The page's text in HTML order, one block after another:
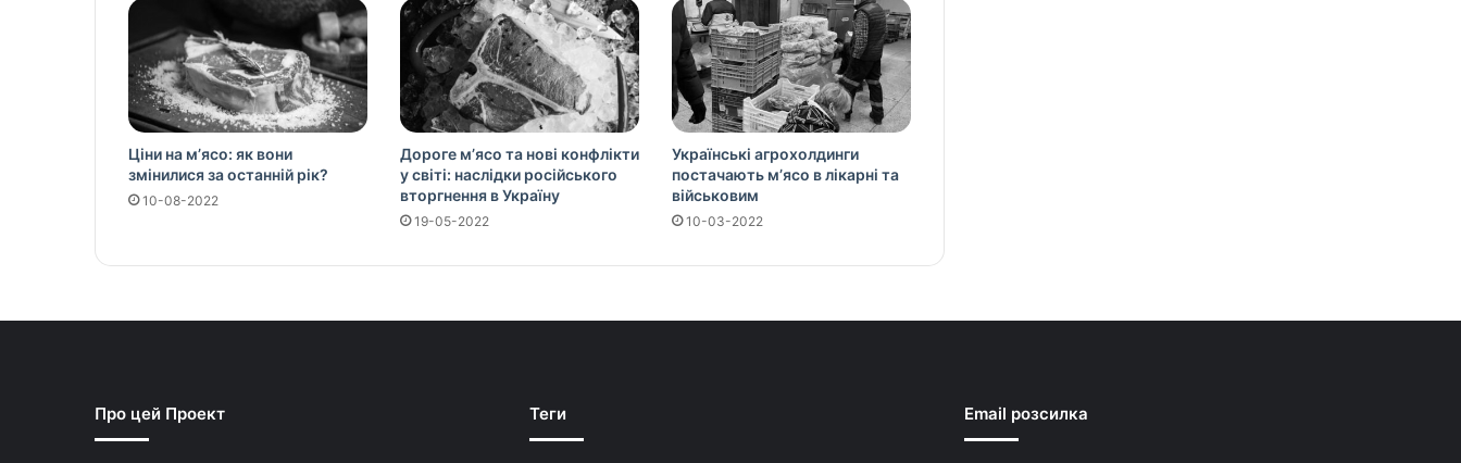
Ціни на м’ясо: як вони
змінилися за останній рік?
10-08-2022
Дороге м’ясо та нові конфлікти
у світі: наслідки російського
вторгнення в Україну
19-05-2022
Українські агрохолдинги
постачають м’ясо в лікарні та
військовим
10-03-2022
Про цей Проект Теги Email розсилка